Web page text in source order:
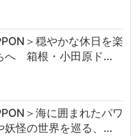
＞穏やかな休日を楽
へ 箱根・小田原ド…
＞海に囲まれたパワ
妖怪の世界を巡る、…